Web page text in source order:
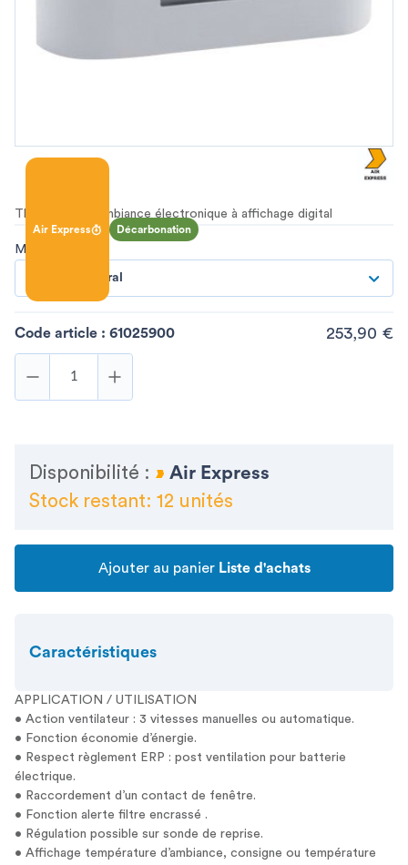
Air Express Décarbonation
Thermostat d'ambiance électronique à affichage digital
Modèle
THM-AC2 mural
Code article : 61025900 253,90 €
Disponibilité :
Air Express
Stock restant: 12 unités
Ajouter au panierListe d'achats
Caractéristiques
APPLICATION / UTILISATION
• Action ventilateur : 3 vitesses manuelles ou automatique.
• Fonction économie d’énergie.
• Respect règlement ERP : post ventilation pour batterie
électrique.
• Raccordement d’un contact de fenêtre.
• Fonction alerte filtre encrassé .
• Régulation possible sur sonde de reprise.
• Affichage température d’ambiance, consigne ou température